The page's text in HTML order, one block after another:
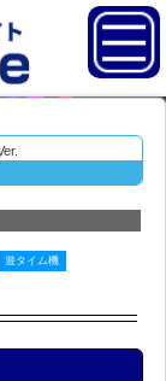
遊タイム機